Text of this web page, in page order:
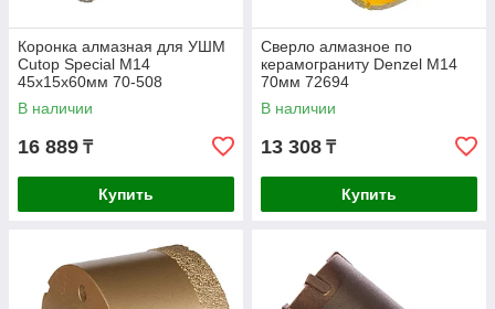
Коронка алмазная для УШМ
Cutop Special М14
45х15х60мм 70-508
В наличии
16 889 ₸
Купить
Сверло алмазное по
керамограниту Denzel М14
70мм 72694
В наличии
13 308 ₸
Купить